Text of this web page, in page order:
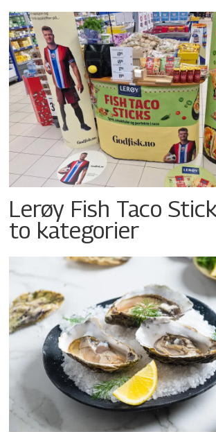
Lerøy Fish Taco
to kategorier